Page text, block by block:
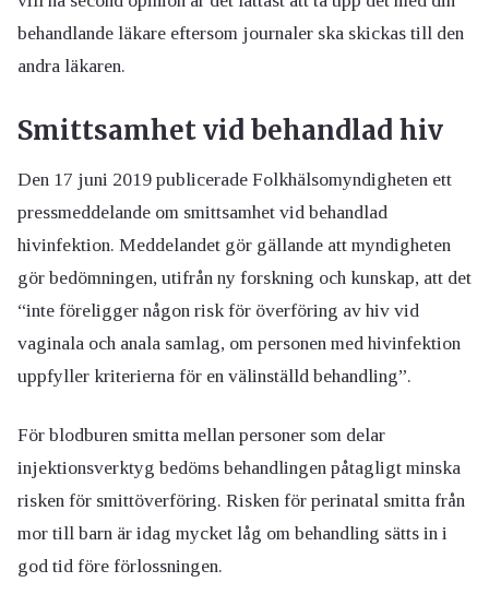
behandlande läkare eftersom journaler ska skickas till den
andra läkaren.
Smittsamhet vid behandlad hiv
Den 17 juni 2019 publicerade Folkhälsomyndigheten ett
pressmeddelande om smittsamhet vid behandlad
hivinfektion. Meddelandet gör gällande att myndigheten
gör bedömningen, utifrån ny forskning och kunskap, att det
“inte föreligger någon risk för överföring av hiv vid
vaginala och anala samlag, om personen med hivinfektion
uppfyller kriterierna för en välinställd behandling”.
För blodburen smitta mellan personer som delar
injektionsverktyg bedöms behandlingen påtagligt minska
risken för smittöverföring. Risken för perinatal smitta från
mor till barn är idag mycket låg om behandling sätts in i
god tid före förlossningen.